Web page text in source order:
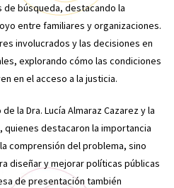
búsqueda, destacando la
entre familiares y organizaciones.
involucrados y las decisiones en
explorando cómo las condiciones
en el acceso a la justicia.
la Dra. Lucía Almaraz Cazarez y la
quienes destacaron la importancia
comprensión del problema, sino
diseñar y mejorar políticas públicas
de presentación también